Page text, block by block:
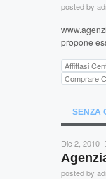
posted by
propone
Affittasi
Comprare
SENZA
Dic 2, 2010
posted by